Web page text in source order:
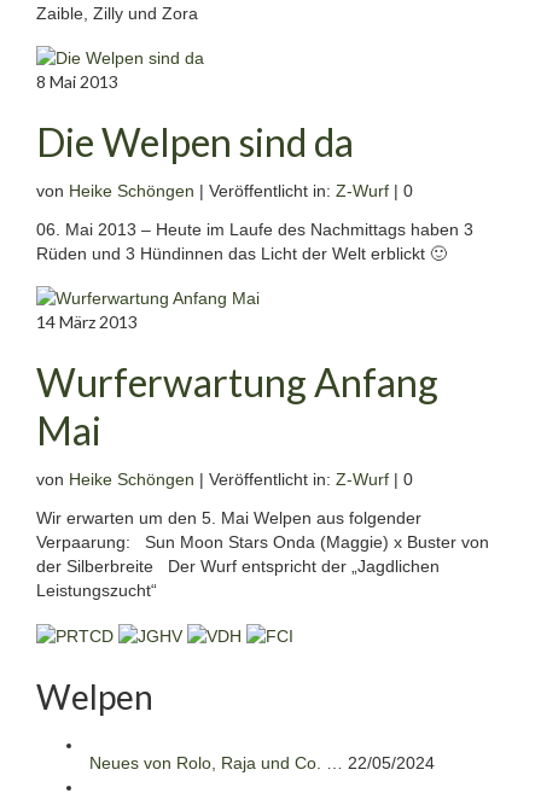
Zaible, Zilly und Zora
8 Mai 2013
Die Welpen sind da
von Heike Schöngen | Veröffentlicht in: Z-Wurf | 0
06. Mai 2013 – Heute im Laufe des Nachmittags haben 3
Rüden und 3 Hündinnen das Licht der Welt erblickt 🙂
14März 2013
Wurferwartung Anfang
Mai
von Heike Schöngen | Veröffentlicht in: Z-Wurf | 0
Wir erwarten um den 5. Mai Welpen aus folgender
Verpaarung: Sun Moon Stars Onda (Maggie) x Buster von
der Silberbreite Der Wurf entspricht der „Jagdlichen
Leistungszucht“
Welpen
Neues von Rolo, Raja und Co. … 22/05/2024